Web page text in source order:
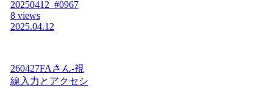
20250412_#0967
8 views
2025.04.12
260427FAさん-視
線入力とアクセシ